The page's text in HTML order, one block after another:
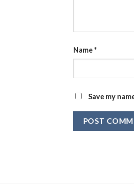
Name*
Save my